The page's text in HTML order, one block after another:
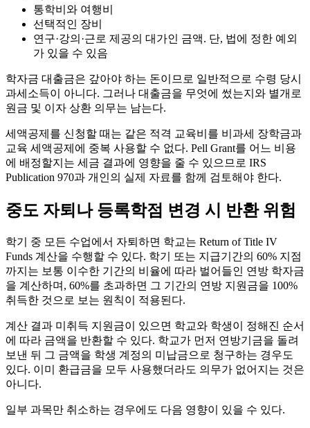
통학비와 여행비
선택적인 장비
연구·강의·근로 제공의 대가인 금액. 단, 법에 정한 예외
가 있을 수 있음
학자금 대출금은 갚아야 하는 돈이므로 일반적으로 수령 당시
과세소득이 아니다. 그러나 대출금을 무엇에 썼는지와 별개로
원금 및 이자 상환 의무는 남는다.
세액공제를 신청할 때는 같은 적격 교육비를 비과세 장학금과
교육 세액공제에 중복 사용할 수 없다. Pell Grant를 어느 비용
에 배정할지는 세금 결과에 영향을 줄 수 있으므로 IRS
Publication 970과 개인의 실제 자료를 함께 검토해야 한다.
중도 자퇴나 등록학점 변경 시 반환 위험
학기 중 모든 수업에서 자퇴하면 학교는 Return of Title IV
Funds 계산을 수행할 수 있다. 학기 또는 지급기간의 60% 지점
까지는 보통 이수한 기간의 비율에 따라 벌어들인 연방 학자금
을 계산하며, 60%를 초과하면 그 기간의 연방 지원금을 100%
취득한 것으로 보는 원칙이 적용된다.
계산 결과 미취득 지원금이 있으면 학교와 학생이 정해진 순서
에 따라 금액을 반환할 수 있다. 학교가 먼저 연방기금을 돌려
보낸 뒤 그 금액을 학생 계정의 미납금으로 청구하는 경우도
있다. 이미 환급금을 모두 사용했더라도 의무가 없어지는 것은
아니다.
일부 과목만 취소하는 경우에도 다음 영향이 있을 수 있다.